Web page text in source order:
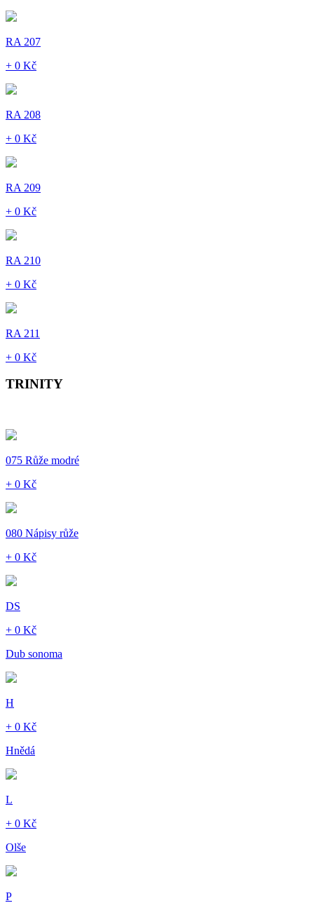
RA 207
+ 0 Kč
RA 208
+ 0 Kč
RA 209
+ 0 Kč
RA 210
+ 0 Kč
RA 211
+ 0 Kč
TRINITY
075 Růže modré
+ 0 Kč
080 Nápisy růže
+ 0 Kč
DS
+ 0 Kč
Dub sonoma
H
+ 0 Kč
Hnědá
L
+ 0 Kč
Olše
P